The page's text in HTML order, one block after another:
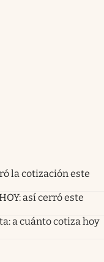
la cotización este
así cerró este
a cuánto cotiza hoy